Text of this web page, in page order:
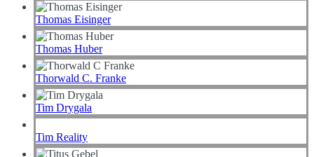
Thomas Eisinger
Thomas Huber
Thorwald C. Franke
Tim Drygala
Tim Reality